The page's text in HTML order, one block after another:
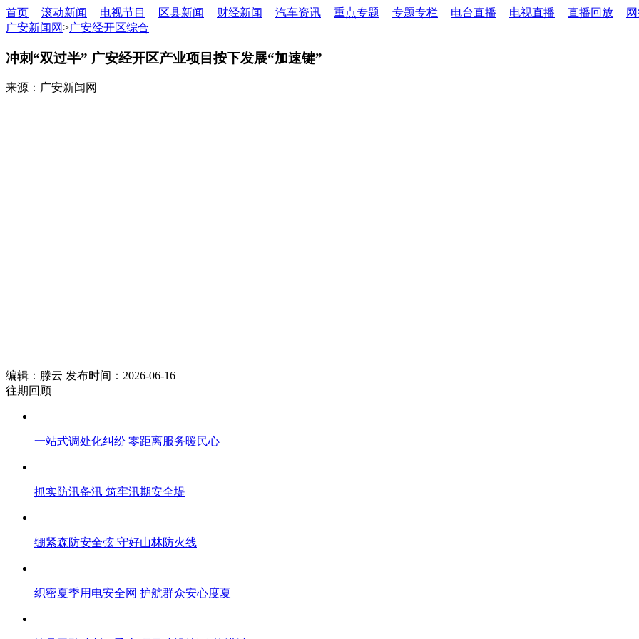
首页 滚动新闻 电视节目 区县新闻 财经新闻 汽车资讯 重点专题 专题专栏 电台直播 电视直播 直播回放
广安新闻网>广安经开区综合
冲刺“双过半” 广安经开区产业项目按下发展“加速键”
来源：广安新闻网
编辑：滕云 发布时间：2026-06-16
往期回顾
一站式调处化纠纷 零距离服务暖民心
抓实防汛备汛 筑牢汛期安全堤
绷紧森防安全弦 守好山林防火线
织密夏季用电安全网 护航群众安心度夏